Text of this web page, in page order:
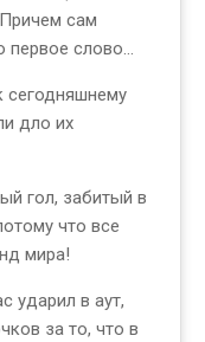
сам
слово...
сегодняшнему
дло их
гол, забитый в
что все
мира!
ударил в аут,
за то, что в